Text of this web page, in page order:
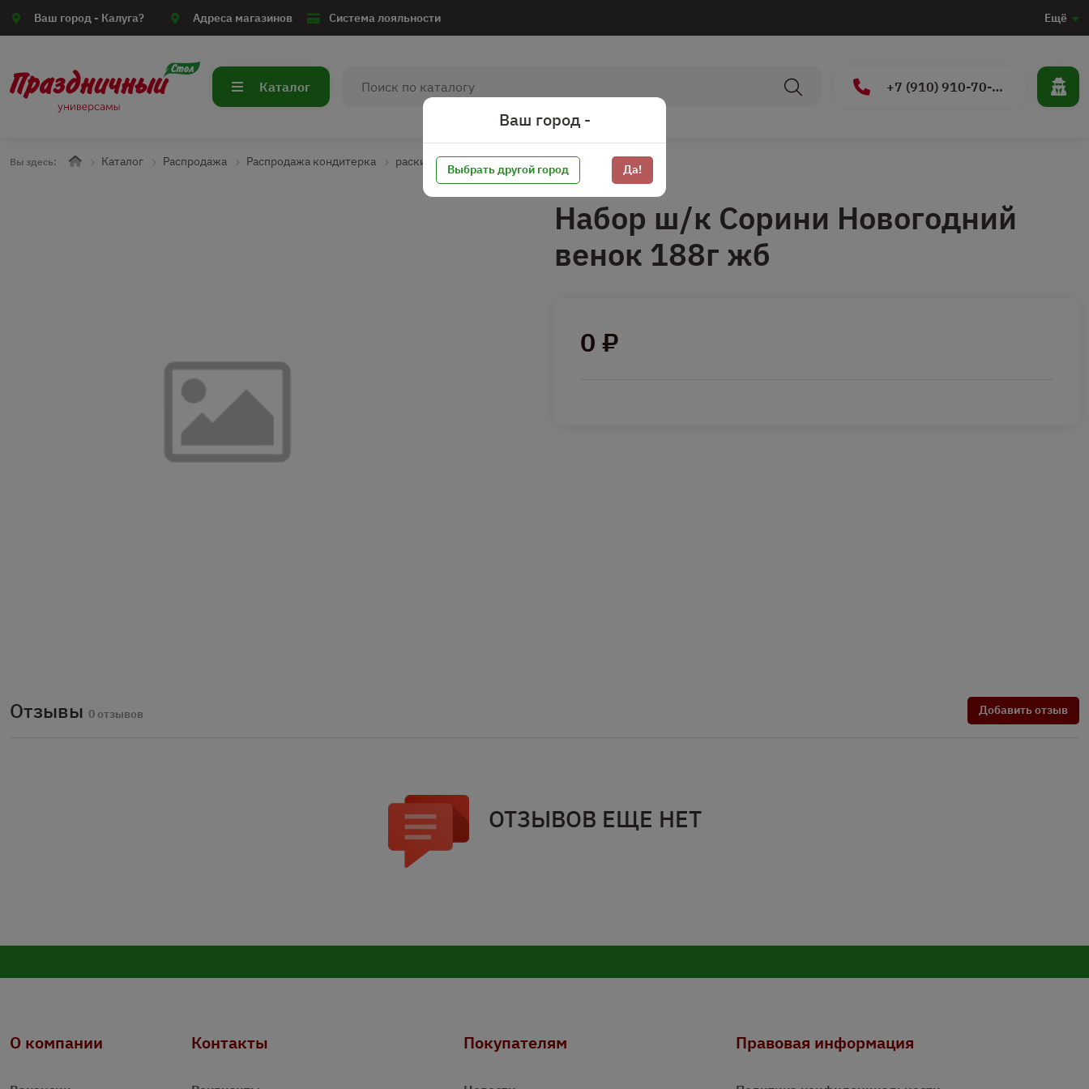
Ваш город - Калуга? Адреса магазинов Система лояльности Ещё
Каталог +7 (910) 910-70-15
Вы здесь: Каталог Распродажа Распродажа кондитерка раскидать
Набор ш/к Сорини Новогодний
венок 188г жб
0 ₽
Отзывы 0 отзывов Добавить отзыв
ОТЗЫВОВ ЕЩЕ НЕТ
О компании Контакты Покупателям Правовая информация
Ваш город -
Выбрать другой город Да!